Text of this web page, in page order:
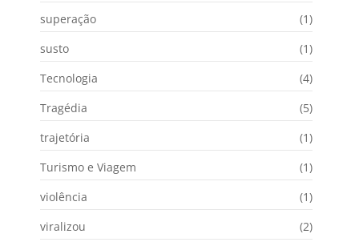
superação
(1)
susto
(1)
Tecnologia
(4)
Tragédia
(5)
trajetória
(1)
Turismo e Viagem
(1)
violência
(1)
viralizou
(2)